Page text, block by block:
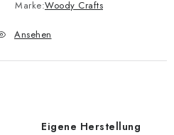
Marke:Woody Crafts
Ansehen
Eigene Herstellung